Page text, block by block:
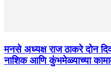
मनसे अध्यक्ष राज ठाकरे दोन
नाशिक आणि कुंभमेळ्याच्या